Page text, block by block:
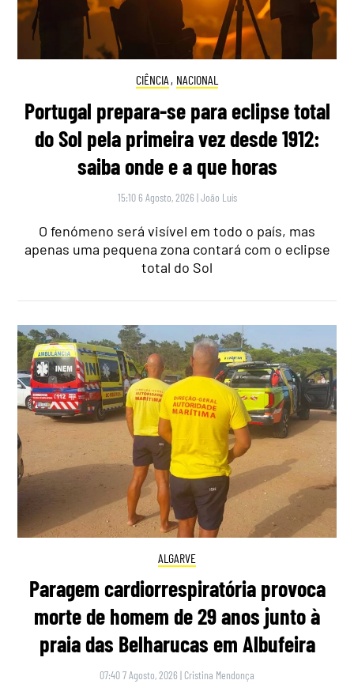
CIÊNCIA , NACIONAL
Portugal prepara-se para eclipse total
do Sol pela primeira vez desde 1912:
saiba onde e a que horas
15:10 6 Agosto, 2026 |João Luís
O fenómeno será visível em todo o país, mas
apenas uma pequena zona contará com o eclipse
total do Sol
ALGARVE
Paragem cardiorrespiratória provoca
morte de homem de 29 anos junto à
praia das Belharucas em Albufeira
07:40 7 Agosto, 2026 | Cristina Mendonça